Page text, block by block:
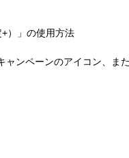
）」の使用方法
ャンペーンのアイコン、ま